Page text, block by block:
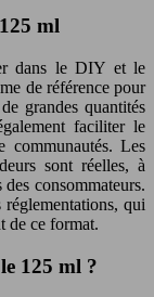
ml
dans le DIY et le
de référence pour
grandes quantités
faciliter le
communautés. Les
sont réelles, à
consommateurs.
qui
de ce format.
125 ml ?